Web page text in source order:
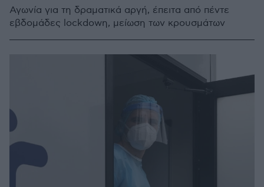
Αγωνία για τη δραματικά αργή, έπειτα από πέντε
εβδομάδες lockdowη, μείωση των κρουσμάτων